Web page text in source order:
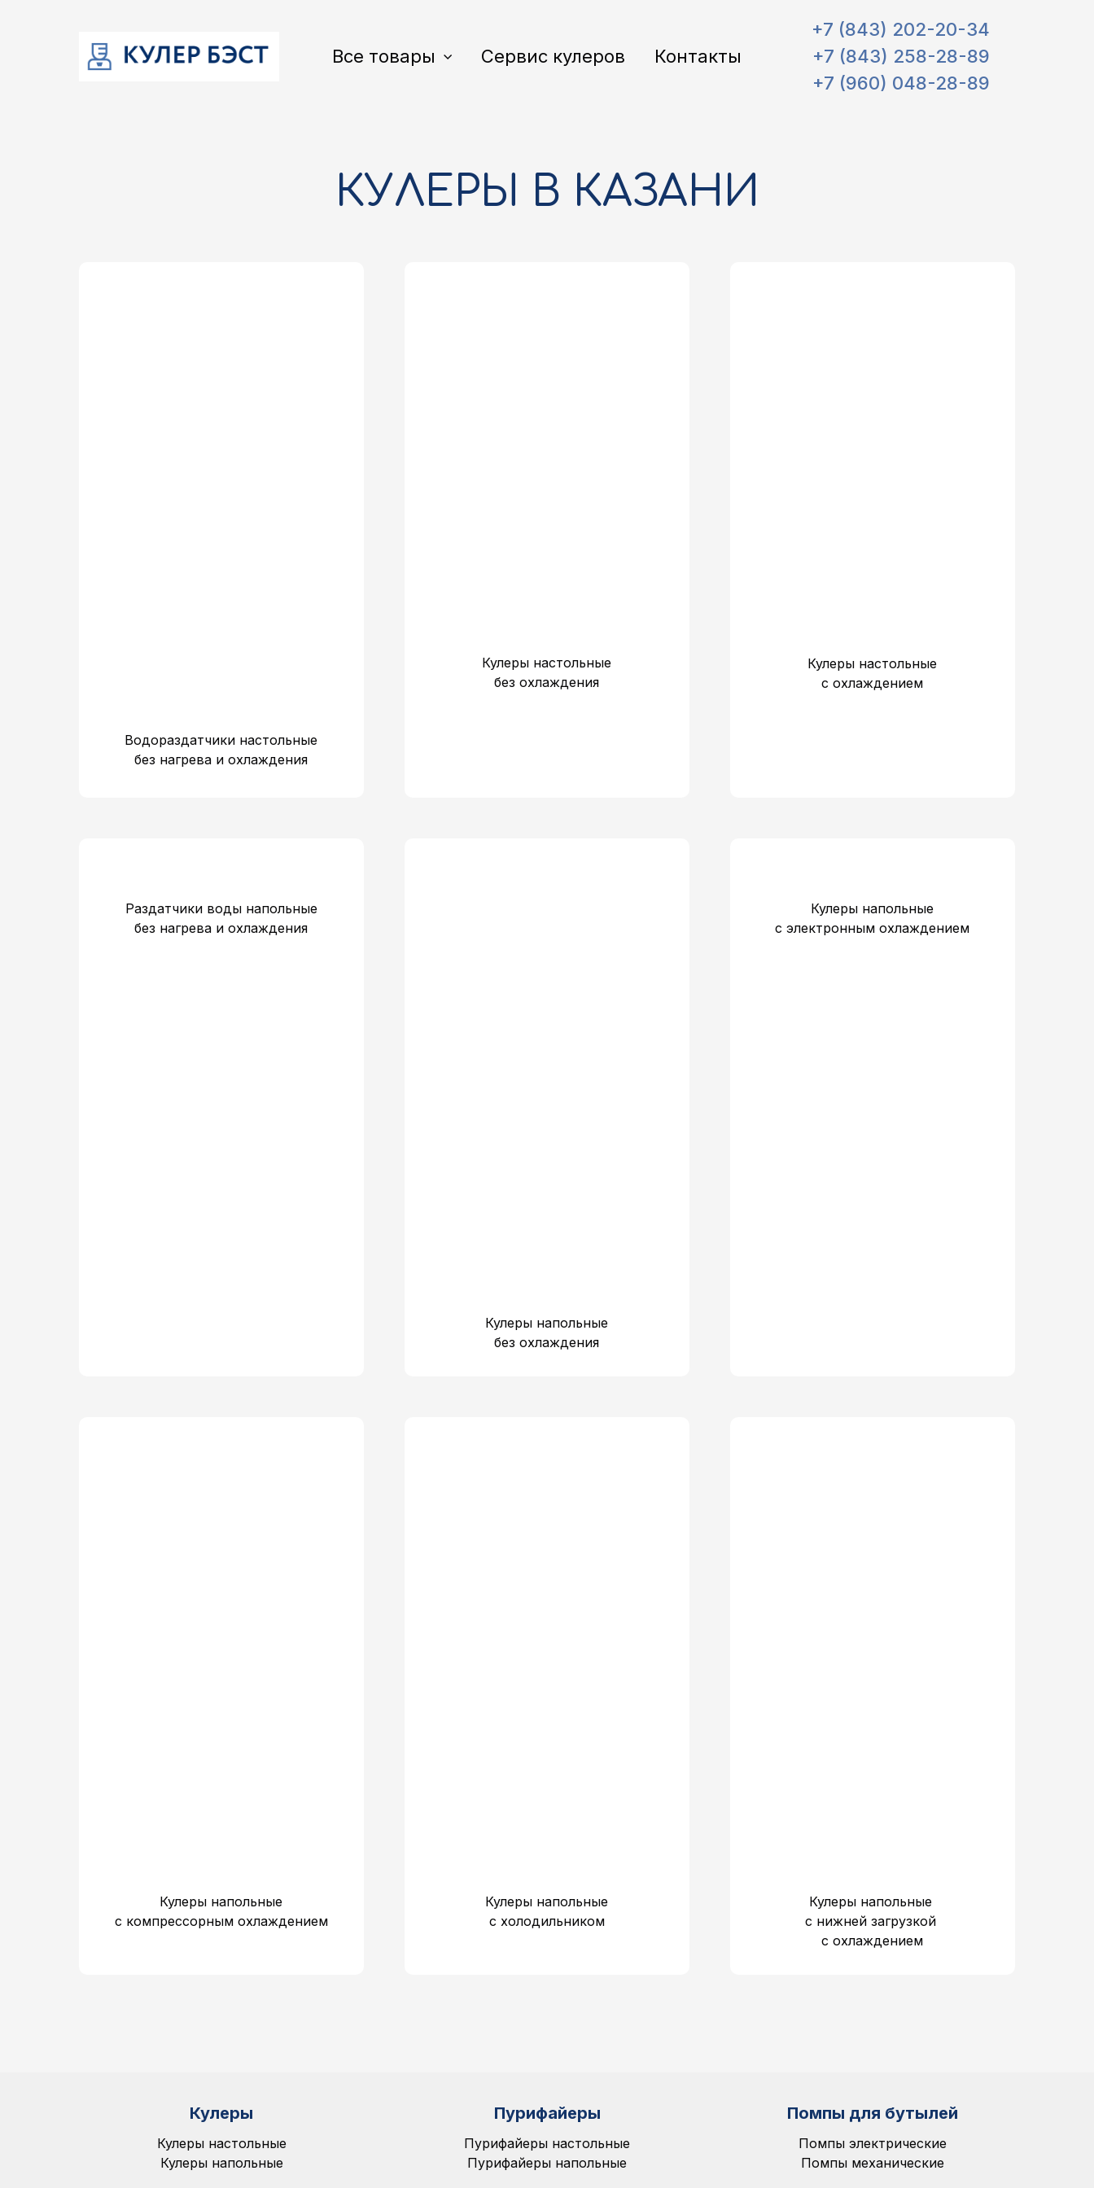
Все товары Сервис кулеров Контакты
+7 (843) 202-20-34
+7 (843) 258-28-89
+7 (960) 048-28-89
КУЛЕРЫ В КАЗАНИ
Водораздатчики настольные
без нагрева и охлаждения
Кулеры настольные
без охлаждения
Кулеры настольные
с охлаждением
Раздатчики воды напольные
без нагрева и охлаждения
Кулеры напольные
без охлаждения
Кулеры напольные
c электронным охлаждением
Кулеры напольные
c компрессорным охлаждением
Кулеры напольные
c холодильником
Кулеры напольные
c нижней загрузкой
с охлаждением
Кулеры
Кулеры настольные
Кулеры напольные
Пурифайеры
Пурифайеры настольные
Пурифайеры напольные
Помпы для бутылей
Помпы электрические
Помпы механические